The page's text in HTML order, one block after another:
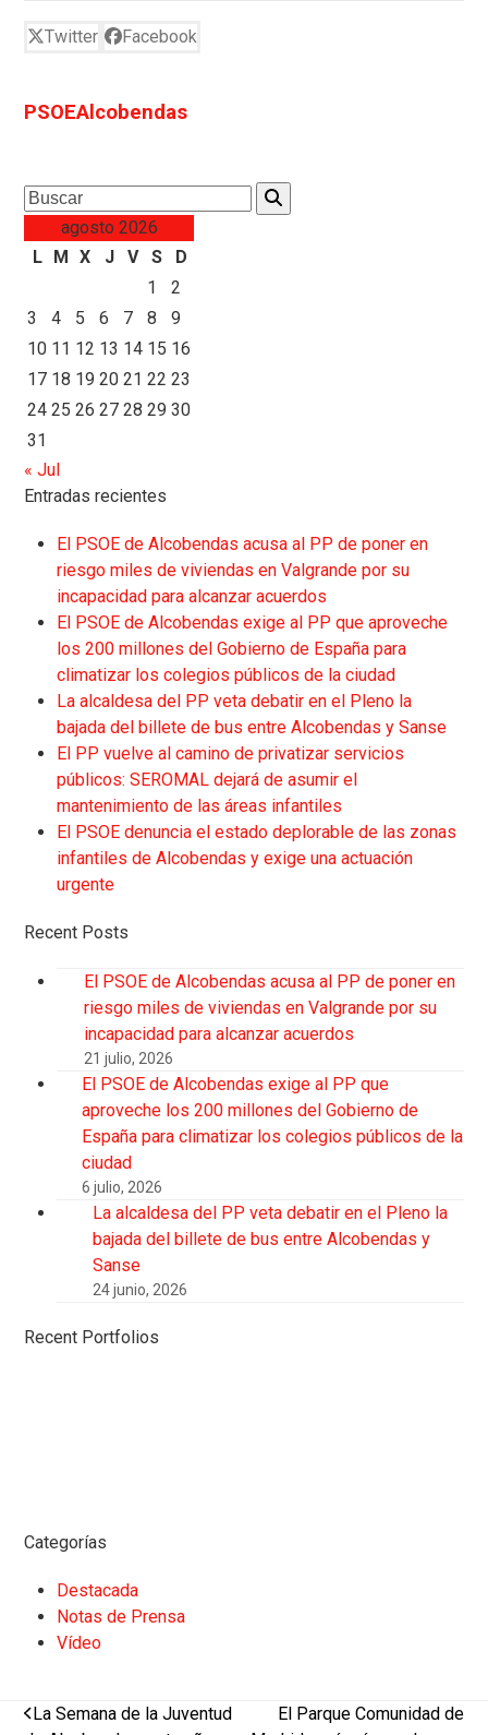
Twitter Facebook
PSOEAlcobendas
Search
agosto 2026
L
M X J V S
D
1
2
3
4 5 6 7 8
9
10 11 12 13 14 15 16
17 18 19 20 21 22 23
24 25 26 27 28 29 30
31
« Jul
Entradas recientes
El PSOE de Alcobendas acusa al PP de poner en
riesgo miles de viviendas en Valgrande por su
incapacidad para alcanzar acuerdos
El PSOE de Alcobendas exige al PP que aproveche
los 200 millones del Gobierno de España para
climatizar los colegios públicos de la ciudad
La alcaldesa del PP veta debatir en el Pleno la
bajada del billete de bus entre Alcobendas y Sanse
El PP vuelve al camino de privatizar servicios
públicos: SEROMAL dejará de asumir el
mantenimiento de las áreas infantiles
El PSOE denuncia el estado deplorable de las zonas
infantiles de Alcobendas y exige una actuación
urgente
Recent Posts
El PSOE de Alcobendas acusa al PP de poner en
riesgo miles de viviendas en Valgrande por su
incapacidad para alcanzar acuerdos
21 julio, 2026
El PSOE de Alcobendas exige al PP que
aproveche los 200 millones del Gobierno de
España para climatizar los colegios públicos de la
ciudad
6 julio, 2026
La alcaldesa del PP veta debatir en el Pleno la
bajada del billete de bus entre Alcobendas y
Sanse
24 junio, 2026
Recent Portfolios
Categorías
Destacada
Notas de Prensa
Vídeo
previous
La Semana de la Juventud
next
El Parque Comunidad de